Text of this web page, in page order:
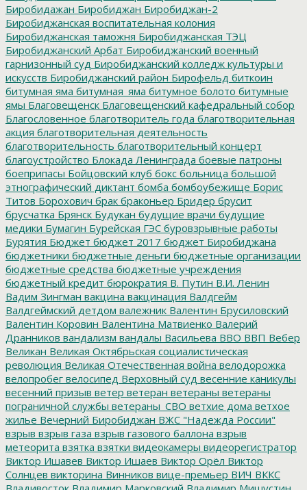
Биробидажан Биробиджан Биробиджан-2
Биробиджанская воспитательная колония
Биробиджанская таможня Биробиджанская ТЭЦ
Биробиджанский Арбат Биробиджанский военный
гарнизонный суд Биробиджанский колледж культуры и
искусств Биробиджанский район Бирофельд биткоин
битумная яма битумная_яма битумное болото битумные
ямы Благовещенск Благовещенский кафедральный собор
Благословенное благотворитель года благотворительная
акция благотворительная деятельность
благотворительность благотворительный концерт
благоустройство Блокада Ленинграда боевые патроны
боеприпасы Бойцовский клуб бокс больница большой
этнографический диктант бомба бомбоубежище Борис
Титов Борохович брак браконьер Бридер брусит
брусчатка Брянск Будукан будущие врачи будущие
медики Бумагин Бурейская ГЭС буровзрывные работы
Бурятия Бюджет бюджет 2017 бюджет Биробиджана
бюджетники бюджетные деньги бюджетные организации
бюджетные средства бюджетные учреждения
бюджетный кредит бюрократия В. Путин В.И. Ленин
Вадим Зингман вакцина вакцинация Валдгейм
Валдгеймский детдом валежник Валентин Брусиловский
Валентин Коровин Валентина Матвиенко Валерий
Дранников вандализм вандалы Васильева ВВО ВВП Вебер
Великан Великая Октябрьская социалистическая
революция Великая Отечественная война велодорожка
велопробег велосипед Верховный суд весенние каникулы
весенний призыв ветер ветеран ветераны ветераны
пограничной службы ветераны_СВО ветхие дома ветхое
жилье Вечерний Биробиджан ВЖС "Надежда России"
взрыв взрыв газа взрыв газового баллона взрыв
метеорита взятка взятки видеокамеры видеорегистратор
Виктор Ишавев Виктор Ишаев Виктор Орёл Виктор
Солнцев викторина Винников вице-премьер ВИЧ ВККС